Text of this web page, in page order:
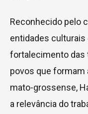
Reconhecido pelo
entidades culturais
fortalecimento das
povos que formam
mato-grossense,
a relevância do